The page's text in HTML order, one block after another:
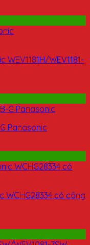
WEV1181-
Panasonic
có công